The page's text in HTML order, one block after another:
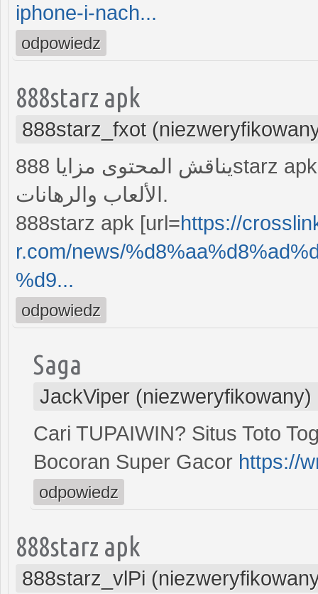
iphone-i-nach...
odpowiedz
888starz apk
888starz_fxot
يناقش المحتوى مزايا 888starz apk وكيف تميّزه عن التطبيقات الأخرى في فئة
الألعاب والرهانات.
888starz apk [url=https://
r.com/news/
%d9...
odpowiedz
Saga
JackViper (niezweryfikowany)
Cari TUPAIWIN? Situs Toto
Bocoran Super Gacor https://
odpowiedz
888starz apk
888starz_vlPi